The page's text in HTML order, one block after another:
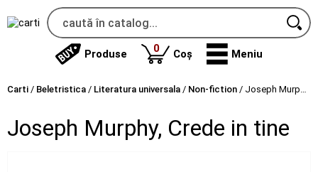
Produse 0produse
Coș Meniu
Carti / Beletristica / Literatura universala / Non-fiction / Joseph Murphy, Crede in tine
Joseph Murphy, Crede in tine